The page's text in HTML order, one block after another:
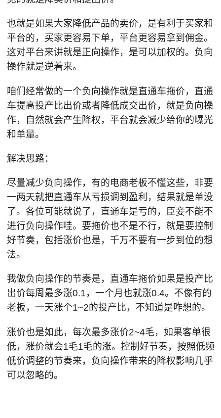
也就是如果大家降低产品的卖价，是有利于买家和
平台的，买家更容易下单，平台更容易拿到佣金。
这对平台来讲就是正向操作，是可以加权的。负向
操作就是逆着来。
咱们经常做的一个负向操作就是直通车拖价，直通
车提高投产比出价或者降低成交出价，就是负向操
作，自然就会产生降权，平台就会减少给你的曝光
和单量。
解决思路：
尽量减少负向操作，有的电商老板不懂这些，非要
一两天就把直通车从亏损调到盈利，结果就是单没
了。各位可能就说了，直通车是亏的，臣妾不能不
进行负向操作哇。要拖价也不是不行，就是要控制
好节奏，包括涨价也是，千万不要有一步到位的想
法。
我做负向操作的节奏是，直通车拖价如果是投产比
出价每周最多涨0.1，一个月也就涨0.4。不像有的
老板，一天涨个1~2的投产比，不知道是咋想的。
涨价也是如此，每次最多涨价2~4毛，如果客单很
低，涨价就会1毛1毛的涨。控制好节奏，按照低频
低价调整的节奏来，负向操作带来的降权影响几乎
可以忽略的。